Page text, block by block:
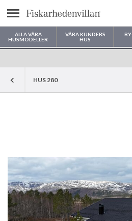
Meny
ALLA VÅRA
HUSMODELLER
VÅRA KUNDERS
HUS
Var vill du
HUS 280